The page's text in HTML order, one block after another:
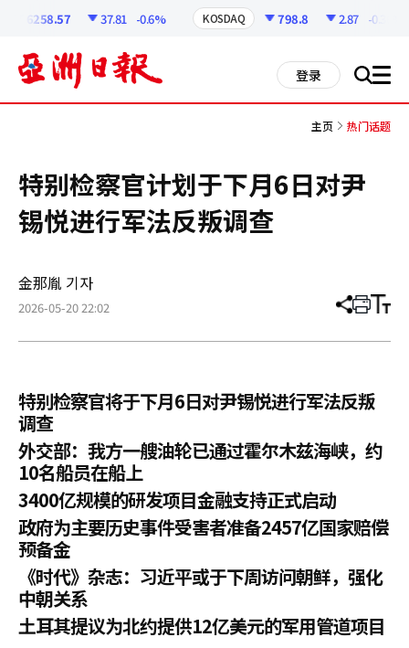
6258.57 37.81 -0.6% KOSDAQ 798.8 2.87 -0.36%
登录 搜 all
主页 热门话题
特别检察官计划于下月6日对尹
锡悦进行军法反叛调查
金那胤 기자
2026-05-20 22:02 分
章
打 调
小
特别检察官将于下月6日对尹锡悦进行军法反叛
调查
外交部：我方一艘油轮已通过霍尔木兹海峡，约
10名船员在船上
3400亿规模的研发项目金融支持正式启动
政府为主要历史事件受害者准备2457亿国家赔偿
预备金
《时代》杂志：习近平或于下周访问朝鲜，强化
中朝关系
土耳其提议为北约提供12亿美元的军用管道项目